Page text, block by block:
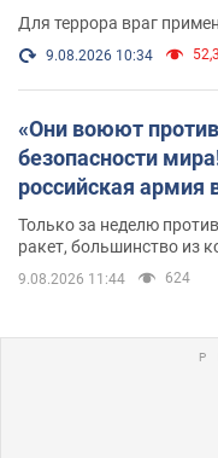
Для террора враг
9.08.2026 10:34
«Они воюют
безопасности
российская армия
Одессе
Только за неделю
ракет, большинство из
9.08.2026 11:44 624